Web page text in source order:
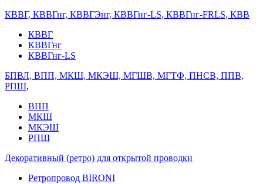
КВВГ, КВВГнг, КВВГЭнг, КВВГнг-LS, КВВГнг-FRLS, КВВ
КВВГ
КВВГнг
КВВГнг-LS
БПВЛ, ВПП, МКШ, МКЭШ, МГШВ, МГТФ, ПНСВ, ППВ,
РПШ,
ВПП
МКШ
МКЭШ
РПШ
Декоративный (ретро) для открытой проводки
Ретропровод BIRONI